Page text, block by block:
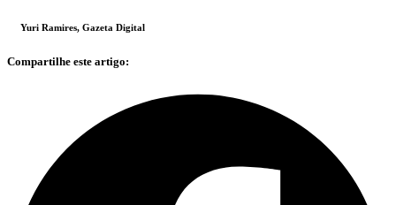
Yuri Ramires, Gazeta Digital
Compartilhe este artigo: